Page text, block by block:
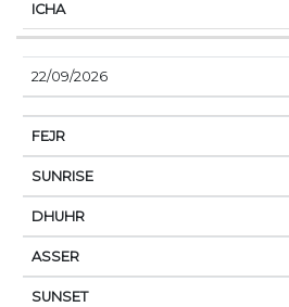
22/09/2026